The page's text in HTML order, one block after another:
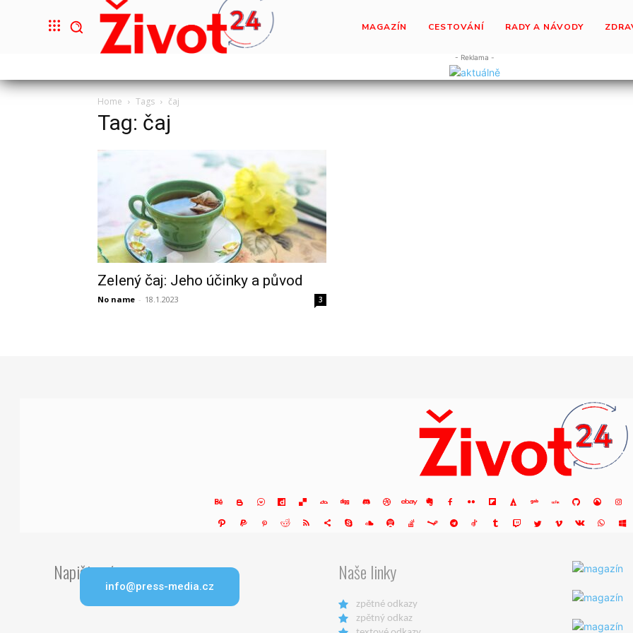
MAGAZÍN CESTOVÁNÍ RADY A NÁVODY
- Reklama -
Home Tags čaj
Tag: čaj
Zelený čaj: Jeho účinky a původ
No name - 18.1.2023 3
Napište nám
info@press-media.cz
Naše linky
zpětné odkazy
zpětný odkaz